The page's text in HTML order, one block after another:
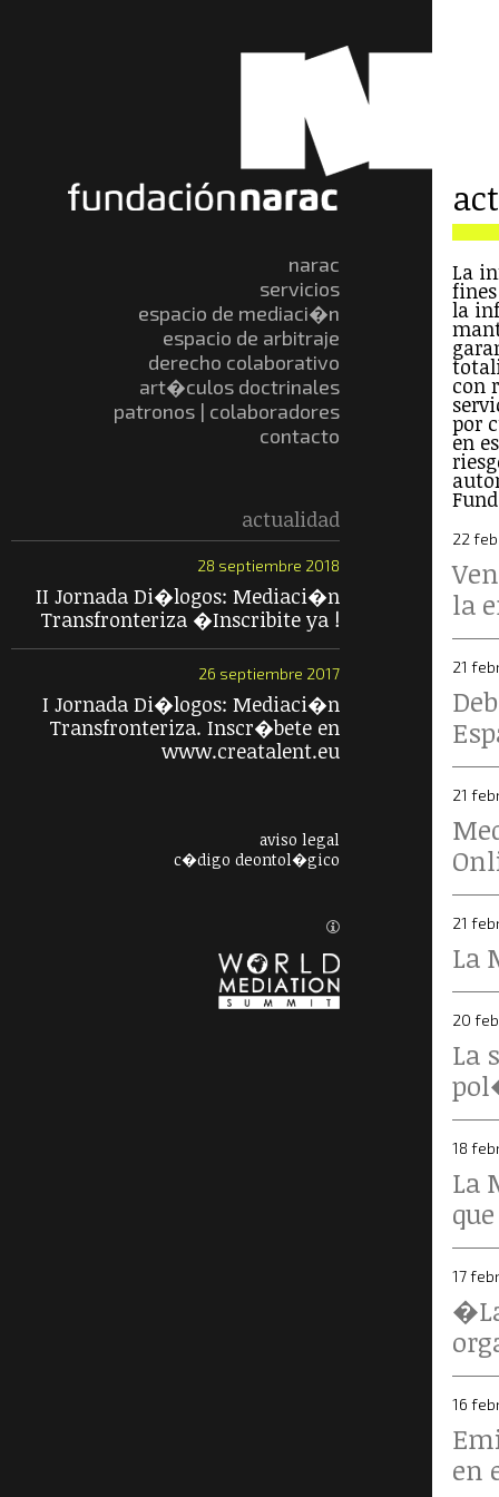
narac
servicios
espacio de mediaci�n
espacio de arbitraje
derecho colaborativo
art�culos doctrinales
patronos | colaboradores
contacto
actualidad
28 septiembre 2018
II Jornada Di�logos: Mediaci�n
Transfronteriza �Inscribite ya !
26 septiembre 2017
I Jornada Di�logos: Mediaci�n
Transfronteriza. Inscr�bete en
www.creatalent.eu
aviso legal
c�digo deontol�gico
La
la
con
por
en
22
la
21
21
21
La
20
La
18
La
17
16
en